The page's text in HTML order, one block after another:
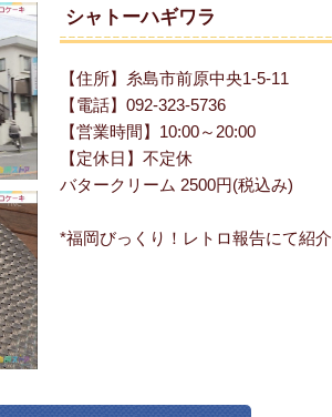
シャトーハギワラ
【住所】糸島市前原中央1-5-11
【電話】092-323-5736
【営業時間】10:00～20:00
【定休日】不定休
バタークリーム 2500円(税込み)
*福岡びっくり！レトロ報告にて紹介